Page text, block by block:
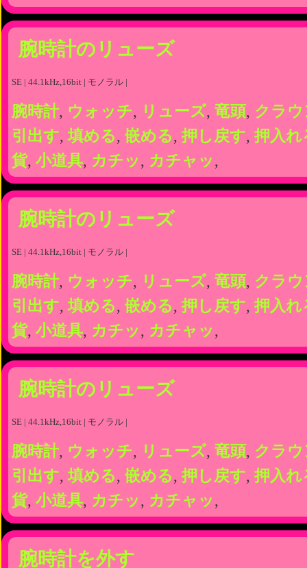
腕時計のリューズ
SE | 44.1kHz,16bit | モノラル |
腕時計, ウォッチ, リューズ, 竜頭, クラ
引出す,填める, 嵌める, 押し戻す, 押入れ
貨, 小道具, カチッ , カチャッ ,
腕時計のリューズ
SE | 44.1kHz,16bit | モノラル |
腕時計, ウォッチ, リューズ, 竜頭, クラ
引出す,填める, 嵌める, 押し戻す, 押入れ
貨, 小道具, カチッ , カチャッ ,
腕時計のリューズ
SE | 44.1kHz,16bit | モノラル |
腕時計, ウォッチ, リューズ, 竜頭, クラ
引出す,填める, 嵌める, 押し戻す, 押入れ
貨, 小道具, カチッ , カチャッ ,
腕時計を外す